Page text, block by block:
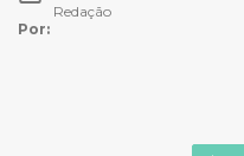
Por:
Redação